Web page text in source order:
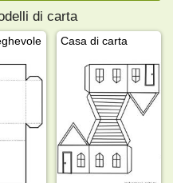
di carta
Casa di carta